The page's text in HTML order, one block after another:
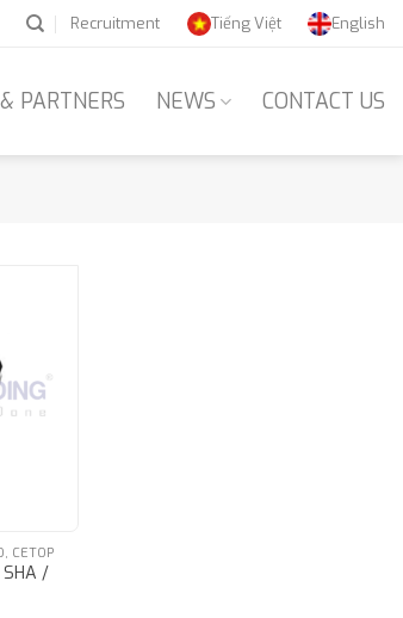
Recruitment Tiếng Việt English
PARTNERS NEWS CONTACT US
CETOP
/